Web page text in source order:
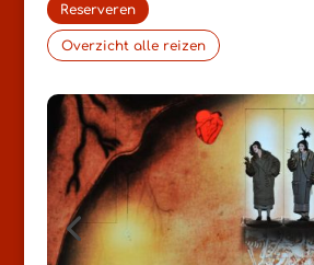
Reserveren
Overzicht alle reizen